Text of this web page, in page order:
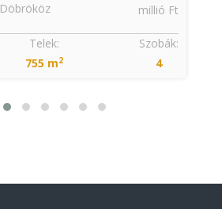
millió Ft
Döbrököz
Szobák:
4
Telek:
755 m2